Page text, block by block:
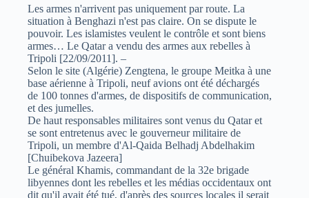
Les armes n'arrivent pas uniquement par route. La
situation à Benghazi n'est pas claire. On se dispute le
pouvoir. Les islamistes veulent le contrôle et sont biens
armes… Le Qatar a vendu des armes aux rebelles à
Tripoli [22/09/2011]. –
Selon le site (Algérie) Zengtena, le groupe Meitka à une
base aérienne à Tripoli, neuf avions ont été déchargés
de 100 tonnes d'armes, de dispositifs de communication,
et des jumelles.
De haut responsables militaires sont venus du Qatar et
se sont entretenus avec le gouverneur militaire de
Tripoli, un membre d'Al-Qaida Belhadj Abdelhakim
[Chuibekova Jazeera]
Le général Khamis, commandant de la 32e brigade
libyennes dont les rebelles et les médias occidentaux ont
dit qu'il avait été tué, d'après des sources locales il serait